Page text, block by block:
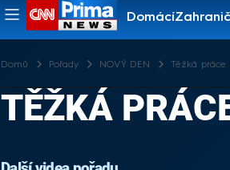
Domácí
Pořady
Domů Pořady NOVÝ DEN Těžká práce
TĚŽKÁ